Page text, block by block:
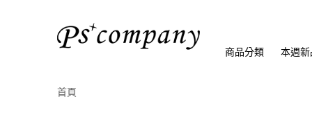
商品分類 本週新
首頁